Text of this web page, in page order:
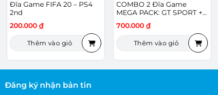
Đĩa Game FIFA 20 – PS4
2nd
200.000 ₫
Thêm vào giỏ
COMBO 2 Đĩa Game
MEGA PACK: GT SPORT +
HORIZON ZERO DAWN
COMPLETE EDITION – PS4
700.000 ₫
Thêm vào giỏ
Đăng ký nhận bản tin